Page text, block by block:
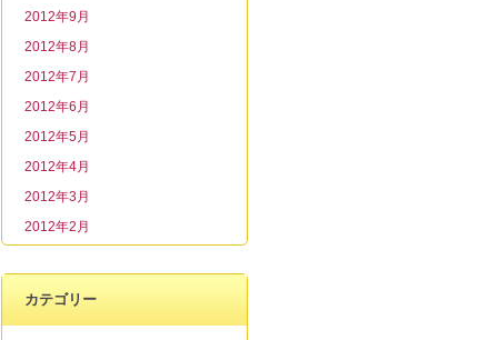
2012年9月
2012年8月
2012年7月
2012年6月
2012年5月
2012年4月
2012年3月
2012年2月
カテゴリー